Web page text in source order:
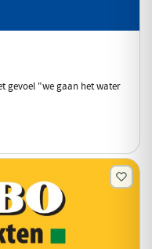
gevoel "we gaan het water